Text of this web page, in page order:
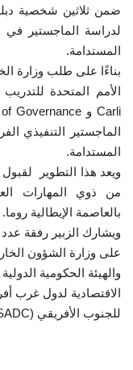
ضمن ثلاثين شخصية
لدراسة الماجستير في
المستدامة.
بناءًا على طلب وزارة
الماجستير التنفيذي
المستدامة.
من ذوي المهارات
بالعاصمة الإيطالية روما.
ويشارك الزبير رفقة
على وزارة الشؤون
للجنوب الأفريقي (SADC).